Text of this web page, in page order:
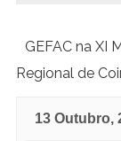
GEFAC na XI
Regional de
13 Outubro,